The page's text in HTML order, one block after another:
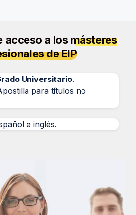
acceso a losmásteres
de EIP
Universitario.
para títulos no
e inglés.